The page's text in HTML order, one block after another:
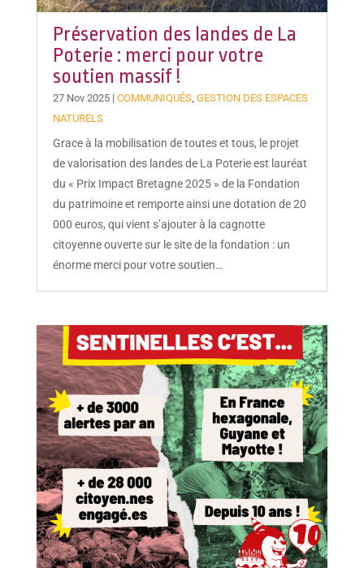
Préservation des landes de La
Poterie : merci pour votre
soutien massif !
27 Nov 2025| COMMUNIQUÉS, GESTION DES ESPACES
NATURELS
Grace à la mobilisation de toutes et tous, le projet
de valorisation des landes de La Poterie est lauréat
du « Prix Impact Bretagne 2025 » de la Fondation
du patrimoine et remporte ainsi une dotation de 20
000 euros, qui vient s’ajouter à la cagnotte
citoyenne ouverte sur le site de la fondation : un
énorme merci pour votre soutien…